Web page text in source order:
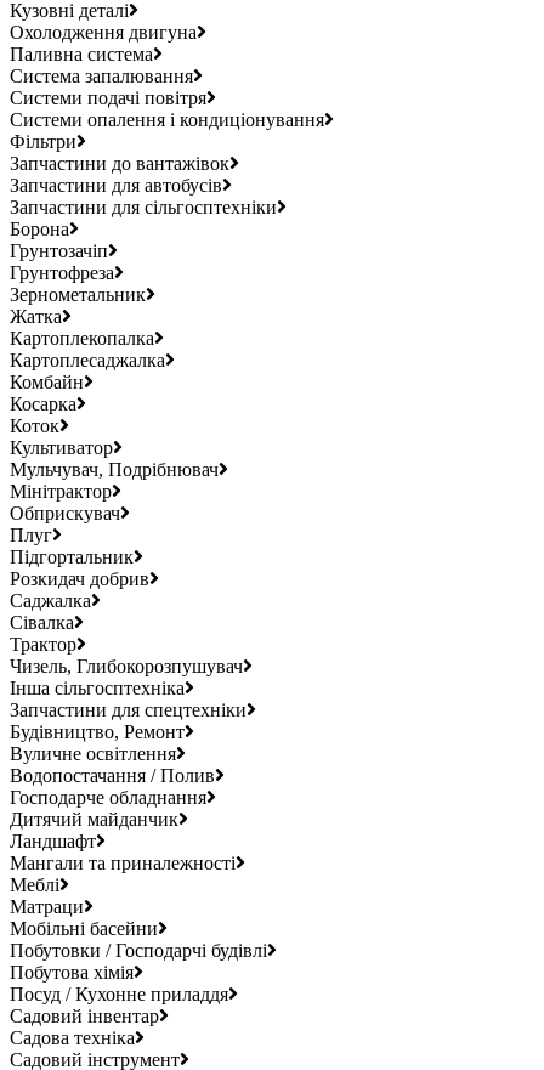
Кузовні деталі
Охолодження двигуна
Паливна система
Система запалювання
Системи подачі повітря
Системи опалення і кондиціонування
Фільтри
Запчастини до вантажівок
Запчастини для автобусів
Запчастини для сільгосптехніки
Борона
Грунтозачіп
Грунтофреза
Зернометальник
Жатка
Картоплекопалка
Картоплесаджалка
Комбайн
Косарка
Коток
Культиватор
Мульчувач, Подрібнювач
Мінітрактор
Обприскувач
Плуг
Підгортальник
Розкидач добрив
Саджалка
Сівалка
Трактор
Чизель, Глибокорозпушувач
Інша сільгосптехніка
Запчастини для спецтехніки
Будівництво, Ремонт
Вуличне освітлення
Водопостачання / Полив
Господарче обладнання
Дитячий майданчик
Ландшафт
Мангали та приналежності
Меблі
Матраци
Мобільні басейни
Побутовки / Господарчі будівлі
Побутова хімія
Посуд / Кухонне приладдя
Садовий інвентар
Садова техніка
Садовий інструмент